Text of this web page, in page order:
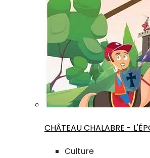
CHÂTEAU CHALABRE -
Culture